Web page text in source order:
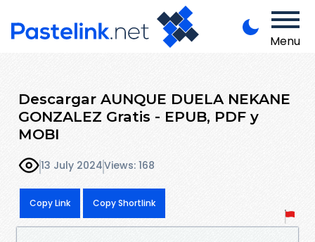
Menu
Descargar AUNQUE DUELA NEKANE
GONZALEZ Gratis - EPUB, PDF y
MOBI
13 July 2024Views: 168
Copy Link Copy Shortlink